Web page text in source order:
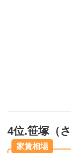
4位.笹塚（
家賃相場